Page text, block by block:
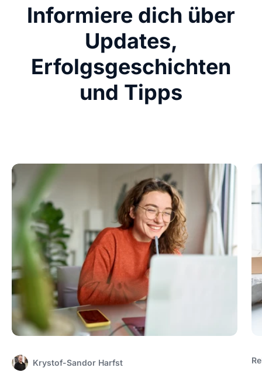
Informiere dich über
Updates,
Erfolgsgeschichten
und Tipps
Krystof-Sandor Harfst